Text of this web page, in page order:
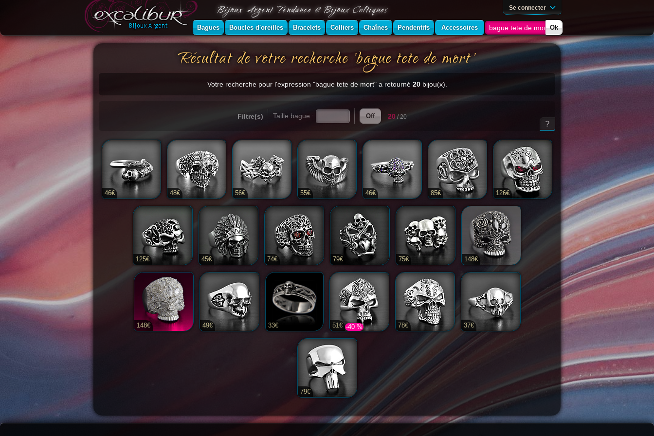
Résultat de votre recherche 'bague tete de mort'
Votre recherche pour l'expression "bague tete de mort" a retourné 20bijou(x).
Filtre(s) Taille bague : Off 20 / 20
?
46€ 48€ 56€ 55€ 46€ 85€ 126€
125€ 45€ 74€ 79€ 75€ 148€
148€ 49€ 33€ 51€ -40 % 78€ 37€
79€
Bijoux Argent Tendance & Bijoux Celtiques Se connecter
Bagues Boucles d'oreilles Bracelets Colliers Chaînes Pendentifs Accessoires Ok